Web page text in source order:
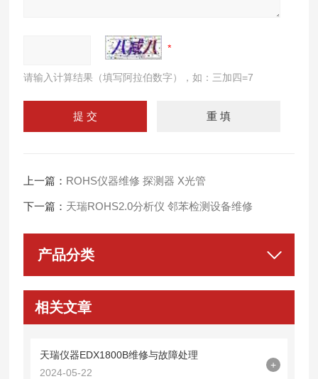
请输入计算结果（填写阿拉伯数字），如：三加四=7
上一篇： ROHS仪器维修 探测器 X光管
下一篇： 天瑞ROHS2.0分析仪 邻苯检测设备维修
产品分类
相关文章
天瑞仪器EDX1800B维修与故障处理
2024-05-22
+